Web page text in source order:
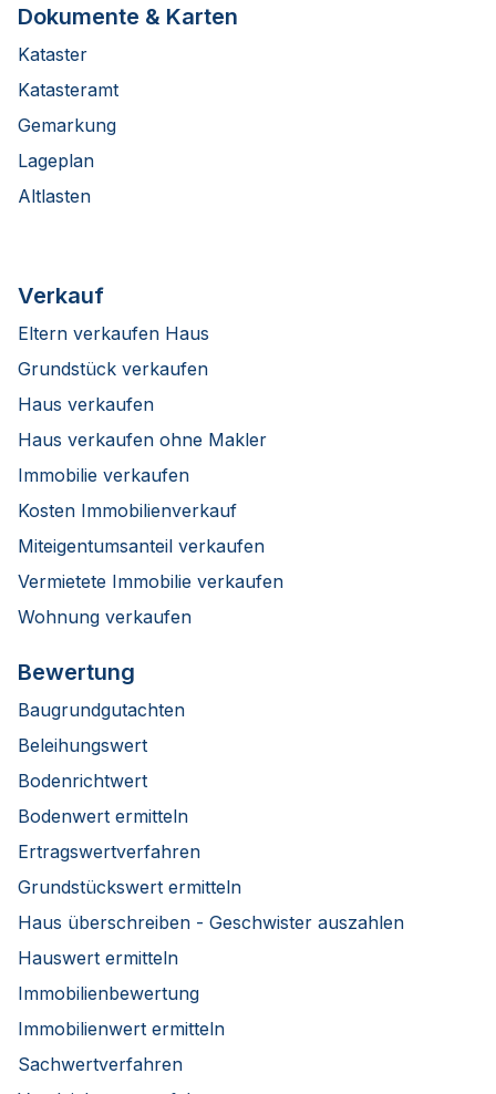
Dokumente & Karten
Kataster
Katasteramt
Gemarkung
Lageplan
Altlasten
Verkauf
Eltern verkaufen Haus
Grundstück verkaufen
Haus verkaufen
Haus verkaufen ohne Makler
Immobilie verkaufen
Kosten Immobilienverkauf
Miteigentumsanteil verkaufen
Vermietete Immobilie verkaufen
Wohnung verkaufen
Bewertung
Baugrundgutachten
Beleihungswert
Bodenrichtwert
Bodenwert ermitteln
Ertragswertverfahren
Grundstückswert ermitteln
Haus überschreiben - Geschwister auszahlen
Hauswert ermitteln
Immobilienbewertung
Immobilienwert ermitteln
Sachwertverfahren